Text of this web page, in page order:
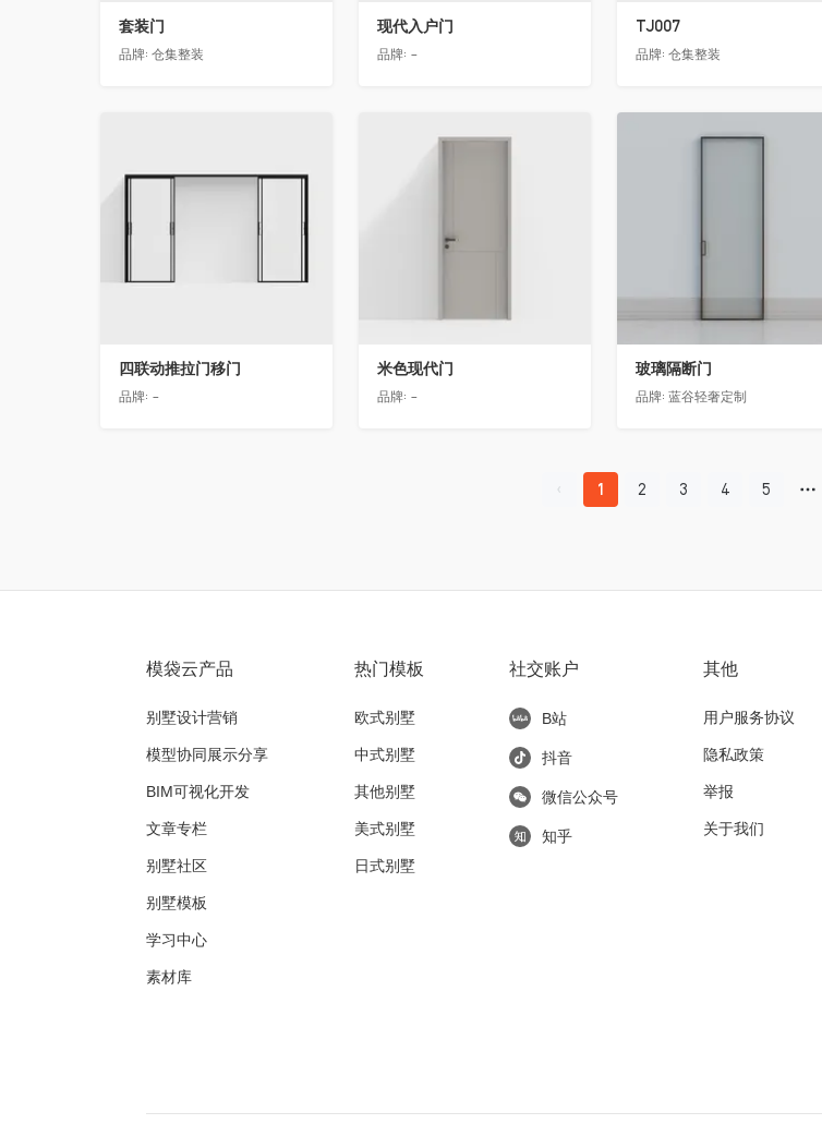
套装门
品牌: 仓集整装
现代入户门
品牌: -
TJ007
品牌: 仓集整装
四联动推拉门移门
品牌: -
米色现代门
品牌: -
玻璃隔断门
品牌: 蓝谷轻奢定制
1 2 3 4 5
模袋云产品
别墅设计营销
模型协同展示分享
BIM可视化开发
文章专栏
别墅社区
别墅模板
学习中心
素材库
热门模板
欧式别墅
中式别墅
其他别墅
美式别墅
日式别墅
社交账户
B站
抖音
微信公众号
知乎
其他
用户服务协议
隐私政策
举报
关于我们